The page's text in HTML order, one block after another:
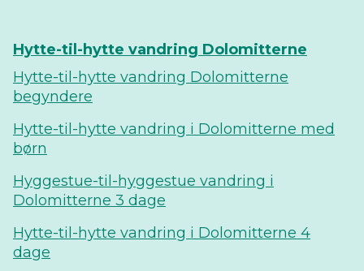
Hytte-til-hytte vandring Dolomitterne
Hytte-til-hytte vandring Dolomitterne
begyndere
Hytte-til-hytte vandring i Dolomitterne med
børn
Hyggestue-til-hyggestue vandring i
Dolomitterne 3 dage
Hytte-til-hytte vandring i Dolomitterne 4
dage